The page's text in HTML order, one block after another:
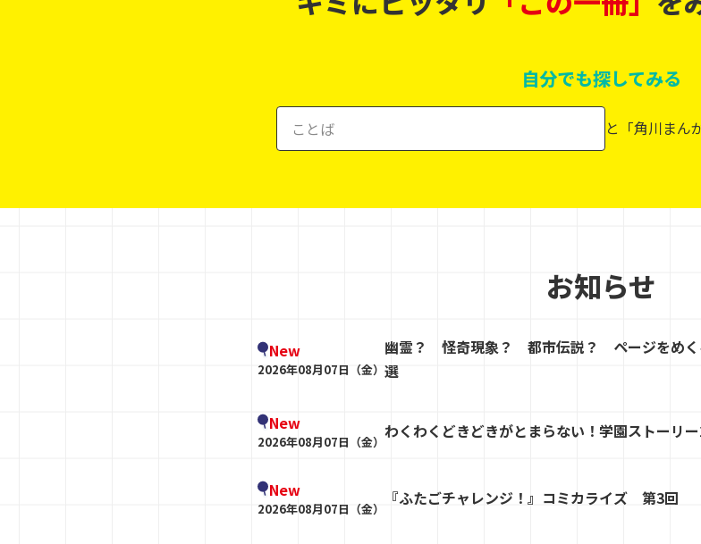
自分でも探してみる
と「角川まん
お知らせ
New
2026年08月07日（金）
幽霊？ 怪奇現象？ 都市伝説？ ページをめく
選
New
2026年08月07日（金）
わくわくどきどきがとまらない！学園ストーリ
New
2026年08月07日（金）
『ふたごチャレンジ！』コミカライズ 第3回